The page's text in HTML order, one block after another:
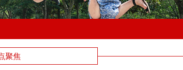
聚焦